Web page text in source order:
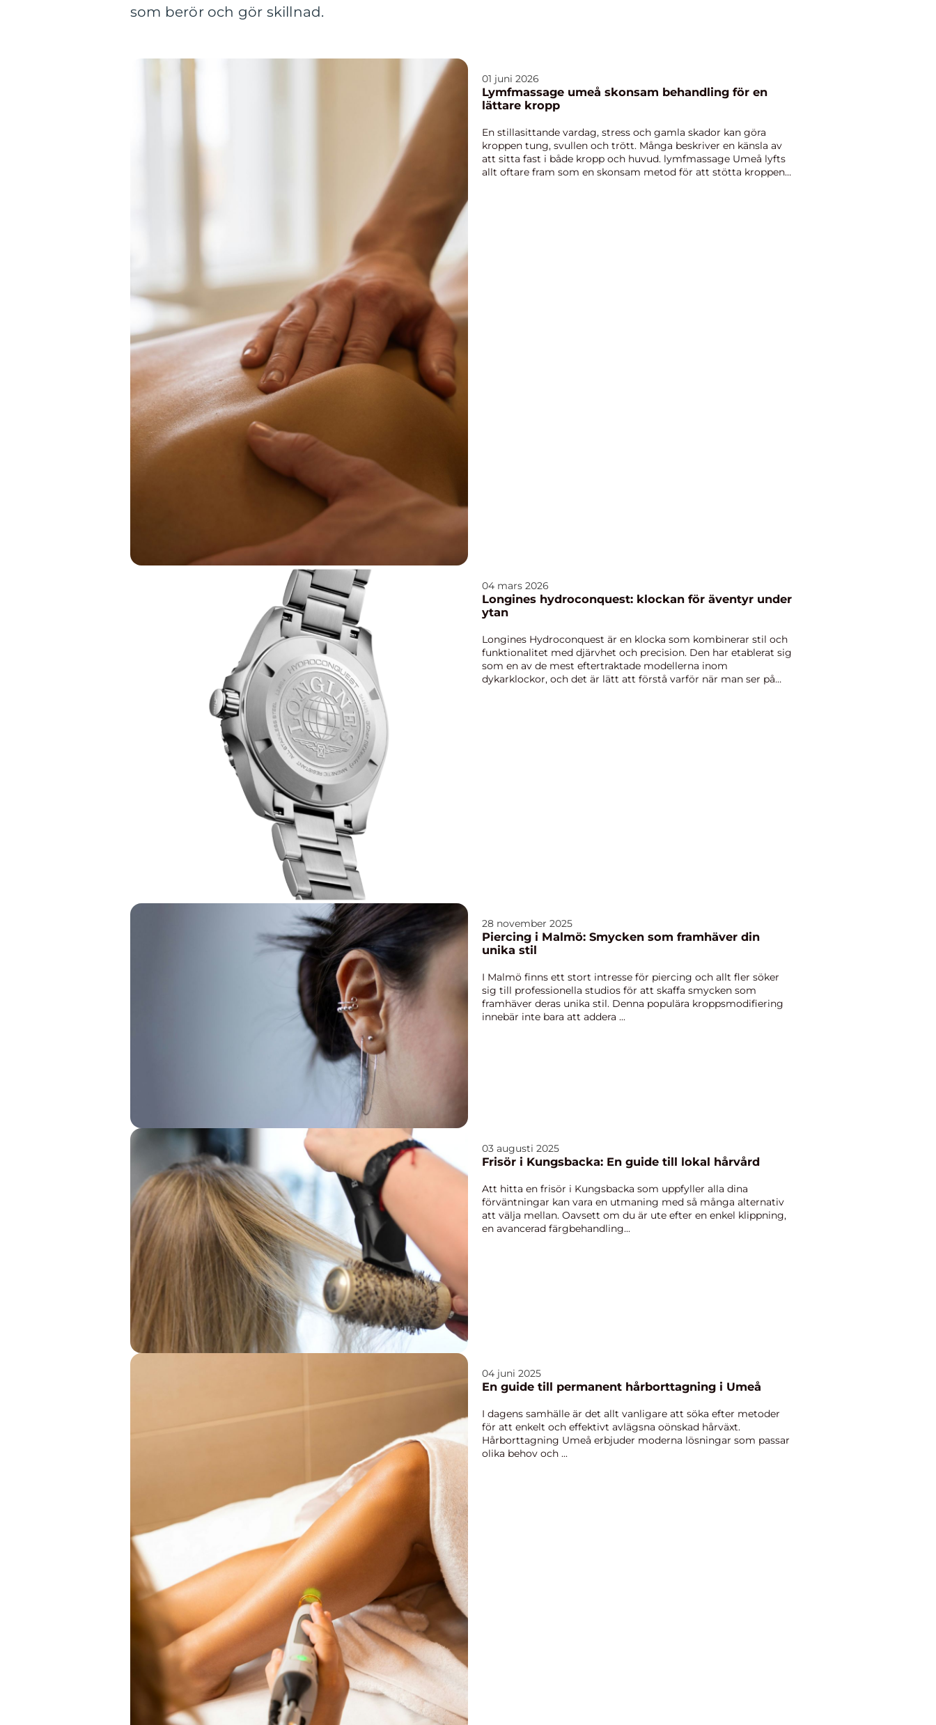
som berör och gör skillnad.
01 juni 2026
Lymfmassage umeå skonsam behandling för en
lättare kropp
En stillasittande vardag, stress och gamla skador kan göra
kroppen tung, svullen och trött. Många beskriver en känsla av
att sitta fast i både kropp och huvud. lymfmassage Umeå lyfts
allt oftare fram som en skonsam metod för att stötta kroppens
04 mars 2026
Longines hydroconquest: klockan för äventyr under
ytan
Longines Hydroconquest är en klocka som kombinerar stil och
funktionalitet med djärvhet och precision. Den har etablerat sig
som en av de mest eftertraktade modellerna inom
dykarklockor, och det är lätt att förstå varför när man ser på
28 november 2025
Piercing i Malmö: Smycken som framhäver din
unika stil
I Malmö finns ett stort intresse för piercing och allt fler söker
sig till professionella studios för att skaffa smycken som
framhäver deras unika stil. Denna populära kroppsmodifiering
innebär inte bara att addera ...
03 augusti 2025
Frisör i Kungsbacka: En guide till lokal hårvård
Att hitta en frisör i Kungsbacka som uppfyller alla dina
förväntningar kan vara en utmaning med så många alternativ
att välja mellan. Oavsett om du är ute efter en enkel klippning,
en avancerad färgbehandling...
04 juni 2025
En guide till permanent hårborttagning i Umeå
I dagens samhälle är det allt vanligare att söka efter metoder
för att enkelt och effektivt avlägsna oönskad hårväxt.
Hårborttagning Umeå erbjuder moderna lösningar som passar
olika behov och ...